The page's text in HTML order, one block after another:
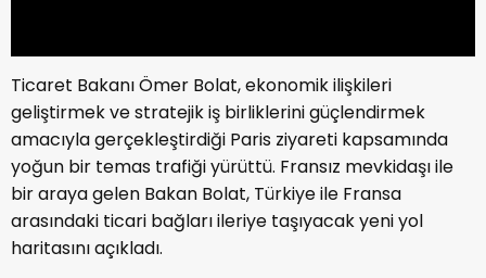
Ticaret Bakanı Ömer Bolat, ekonomik ilişkileri
geliştirmek ve stratejik iş birliklerini güçlendirmek
amacıyla gerçekleştirdiği Paris ziyareti kapsamında
yoğun bir temas trafiği yürüttü. Fransız mevkidaşı ile
bir araya gelen Bakan Bolat, Türkiye ile Fransa
arasındaki ticari bağları ileriye taşıyacak yeni yol
haritasını açıkladı.